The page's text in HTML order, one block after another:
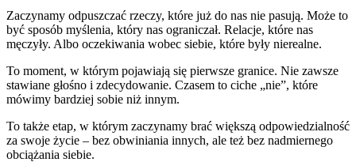
Zaczynamy odpuszczać rzeczy, które już do nas nie pasują. Może to
być sposób myślenia, który nas ograniczał. Relacje, które nas
męczyły. Albo oczekiwania wobec siebie, które były nierealne.
To moment, w którym pojawiają się pierwsze granice. Nie zawsze
stawiane głośno i zdecydowanie. Czasem to ciche „nie”, które
mówimy bardziej sobie niż innym.
To także etap, w którym zaczynamy brać większą odpowiedzialność
za swoje życie – bez obwiniania innych, ale też bez nadmiernego
obciążania siebie.